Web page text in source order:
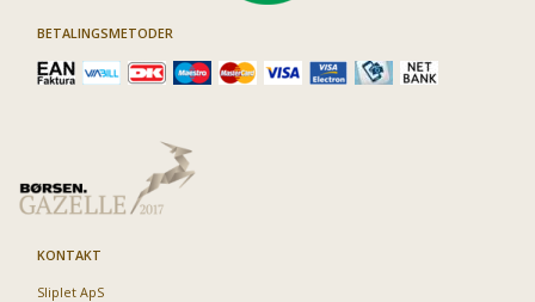
BETALINGSMETODER
KONTAKT
Sliplet ApS